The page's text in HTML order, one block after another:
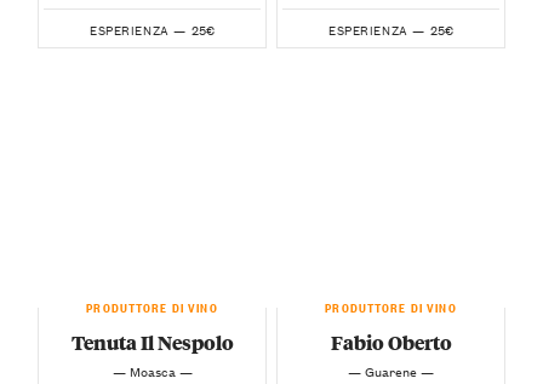
ESPERIENZA — 25€ ESPERIENZA — 25€
PRODUTTORE DI VINO
Tenuta Il Nespolo
— Moasca —
PRODUTTORE DI VINO
Fabio Oberto
— Guarene —